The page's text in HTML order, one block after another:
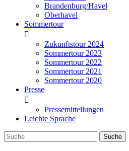
Brandenburg/Havel
Oberhavel
Sommertour
Zukunftstour 2024
Sommertour 2023
Sommertour 2022
Sommertour 2021
Sommertour 2020
Presse
Pressemitteilungen
Leichte Sprache